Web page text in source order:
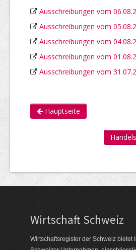
Ausschreibungen vom
Ausschreibungen vom
Ausschreibungen vom
Ausschreibungen vom
Ausschreibungen vom
Hauptseite
Wirtschaft Schweiz
Wirtschaftsregister der Schweiz bietet